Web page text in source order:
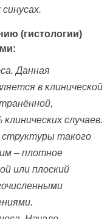
(гистологии)
Данная
в клинической
случаев.
структуры такого
– плотное
или плоский